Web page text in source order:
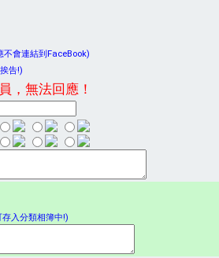
不會連結到FaceBook)
告!)
，無法回應！
存入分類相簿中!)